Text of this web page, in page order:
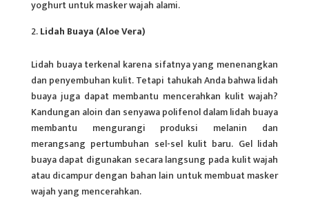
yoghurt untuk masker wajah alami.
Lidah Buaya (Aloe Vera)
Lidah buaya terkenal karena sifatnya yang menenangkan
dan penyembuhan kulit. Tetapi tahukah Anda bahwa lidah
buaya juga dapat membantu mencerahkan kulit wajah?
Kandungan aloin dan senyawa polifenol dalam lidah buaya
membantu mengurangi produksi melanin dan
merangsang pertumbuhan sel-sel kulit baru. Gel lidah
buaya dapat digunakan secara langsung pada kulit wajah
atau dicampur dengan bahan lain untuk membuat masker
wajah yang mencerahkan.